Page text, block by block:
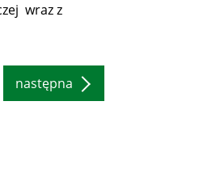
wraz z
następna